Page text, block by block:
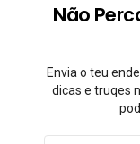
Não
Envia o teu
dicas e truqes